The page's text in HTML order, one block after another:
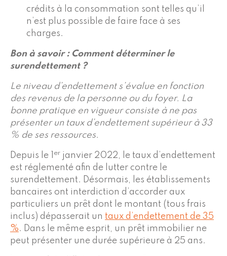
crédits à la consommation sont telles qu’il
n’est plus possible de faire face à ses
charges.
Bon à savoir : Comment déterminer le
surendettement ?
Le niveau d’endettement s’évalue en fonction
des revenus de la personne ou du foyer. La
bonne pratique en vigueur consiste à ne pas
présenter un taux d’endettement supérieur à 33
% de ses ressources.
Depuis le 1 er janvier 2022, le taux d’endettement
est réglementé afin de lutter contre le
surendettement. Désormais, les établissements
bancaires ont interdiction d’accorder aux
particuliers un prêt dont le montant (tous frais
inclus) dépasserait un taux d’endettement de 35
%. Dans le même esprit, un prêt immobilier ne
peut présenter une durée supérieure à 25 ans.